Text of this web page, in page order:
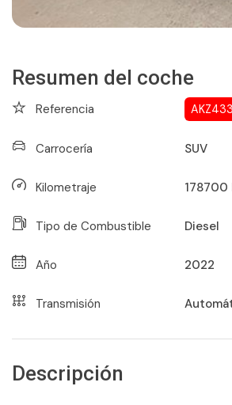
Resumen del coche
Referencia
Carrocería SUV
Kilometraje 178700
Tipo de Combustible Diesel
Año 2022
Transmisión
Descripción